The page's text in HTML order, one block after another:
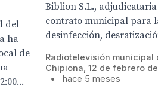
del
ha
de
Biblion S.L.,
contrato municipal para
desinfección,
Radiotelevisión municipal
Chipiona, 12 de febrero
•
hace 5 meses